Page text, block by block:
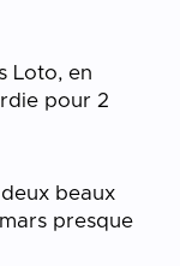
Loto, en
pour 2
beaux
presque